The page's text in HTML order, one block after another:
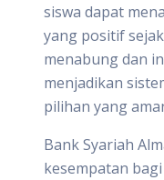
siswa dapat
yang positif
menabung dan
menjadikan
pilihan yang
Bank Syariah
kesempatan